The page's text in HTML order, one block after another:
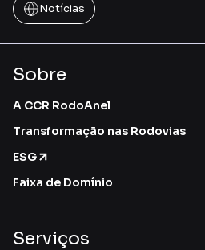
Notícias
Sobre
A CCR RodoAnel
Transformação nas Rodovias
ESG
Faixa de Domínio
Serviços